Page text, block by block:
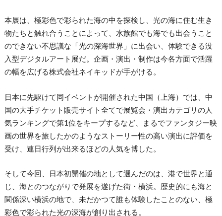
本展は、極彩色で彩られた海の中を探検し、光の海に住む生き
物たちと触れ合うことによって、水族館でも海でも出会うこと
のできない不思議な「光の深海世界」に出会い、体験できる没
入型デジタルアート展だ。企画・演出・制作は今各方面で活躍
の幅を広げる株式会社ネイキッドが手がける。
日本に先駆けて同イベントが開催された中国（上海）では、中
国の大手チケット販売サイト全てで展覧会・演出カテゴリの人
気ランキングで第1位をキープするなど、まるでファンタジー映
画の世界を旅したかのようなストーリー性の高い演出に評価を
受け、連日行列が出来るほどの人気を博した。
そして今回、日本初開催の地として選んだのは、港で世界と通
じ、海とのつながりで発展を遂げた街・横浜。歴史的にも海と
関係深い横浜の地で、未だかつて誰も体験したことのない、極
彩色で彩られた光の深海が創り出される。